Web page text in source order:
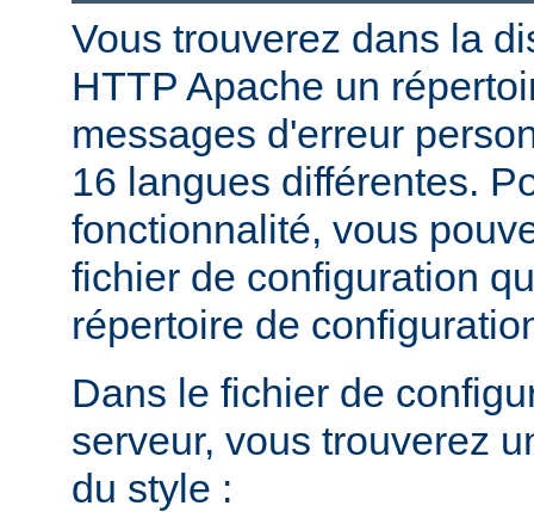
Vous trouverez dans la
HTTP Apache un
messages d'erreur
16 langues différentes.
fonctionnalité, vous
fichier de configuration
répertoire de
Dans le fichier de
serveur, vous trouverez
du style :